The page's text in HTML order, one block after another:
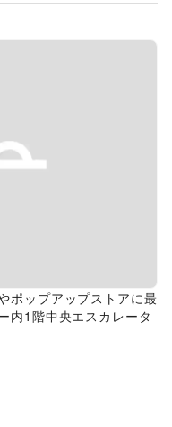
ポップアップストアに最
内1階中央エスカレータ